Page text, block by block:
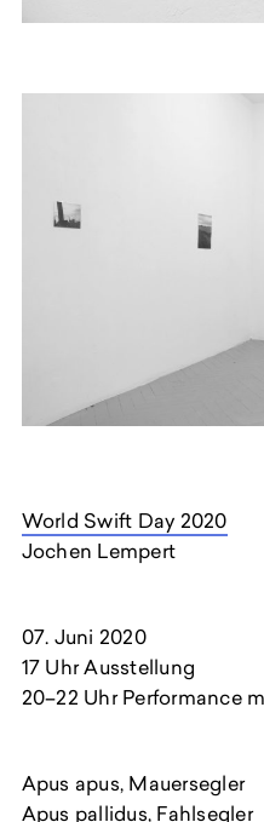
World Swift Day 2020
Jochen Lempert
07. Juni 2020
17 Uhr Ausstellung
20–22 Uhr Performance
Apus apus, Mauersegler
Apus pallidus, Fahlsegler